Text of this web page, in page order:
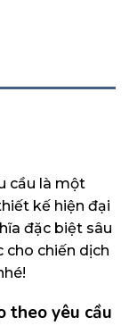
cầu là một
kế hiện đại
đặc biệt sâu
cho chiến dịch
theo yêu cầu